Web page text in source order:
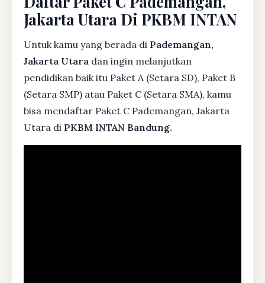
Jakarta Utara Di PKBM INTAN
Untuk kamu yang berada di Pademangan,
Jakarta Utara dan ingin melanjutkan
pendidikan baik itu Paket A (Setara SD), Paket B
(Setara SMP) atau Paket C (Setara SMA), kamu
bisa mendaftar Paket C Pademangan, Jakarta
Utara di PKBM INTAN Bandung.